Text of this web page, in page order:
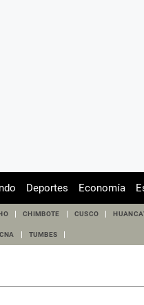
Deportes Economía
CHIMBOTE CUSCO
TUMBES